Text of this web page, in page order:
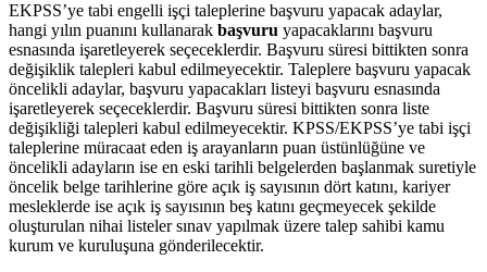
EKPSS’ye tabi engelli işçi taleplerine başvuru yapacak adaylar,
hangi yılın puanını kullanarak başvuru yapacaklarını başvuru
esnasında işaretleyerek seçeceklerdir. Başvuru süresi bittikten sonra
değişiklik talepleri kabul edilmeyecektir. Taleplere başvuru yapacak
öncelikli adaylar, başvuru yapacakları listeyi başvuru esnasında
işaretleyerek seçeceklerdir. Başvuru süresi bittikten sonra liste
değişikliği talepleri kabul edilmeyecektir. KPSS/EKPSS’ye tabi işçi
taleplerine müracaat eden iş arayanların puan üstünlüğüne ve
öncelikli adayların ise en eski tarihli belgelerden başlanmak suretiyle
öncelik belge tarihlerine göre açık iş sayısının dört katını, kariyer
mesleklerde ise açık iş sayısının beş katını geçmeyecek şekilde
oluşturulan nihai listeler sınav yapılmak üzere talep sahibi kamu
kurum ve kuruluşuna gönderilecektir.